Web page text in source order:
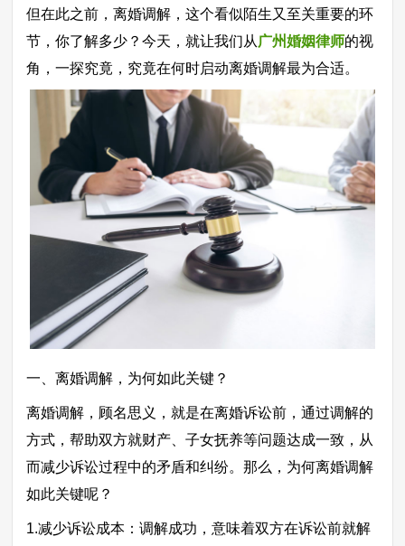
但在此之前，离婚调解，这个看似陌生又至关重要的环
节，你了解多少？今天，就让我们从 广州婚姻律师的视
角，一探究竟，究竟在何时启动离婚调解最为合适。
一、离婚调解，为何如此关键？
离婚调解，顾名思义，就是在离婚诉讼前，通过调解的
方式，帮助双方就财产、子女抚养等问题达成一致，从
而减少诉讼过程中的矛盾和纠纷。那么，为何离婚调解
如此关键呢？
1.减少诉讼成本：调解成功，意味着双方在诉讼前就解